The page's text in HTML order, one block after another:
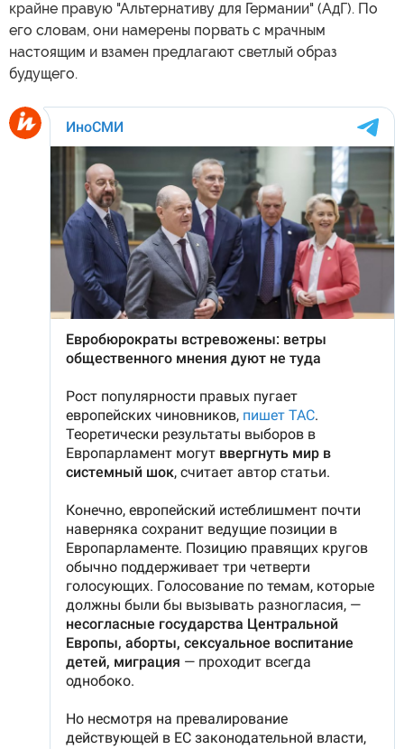
крайне правую "Альтернативу для Германии" (АдГ). По
его словам, они намерены порвать с мрачным
настоящим и взамен предлагают светлый образ
будущего.